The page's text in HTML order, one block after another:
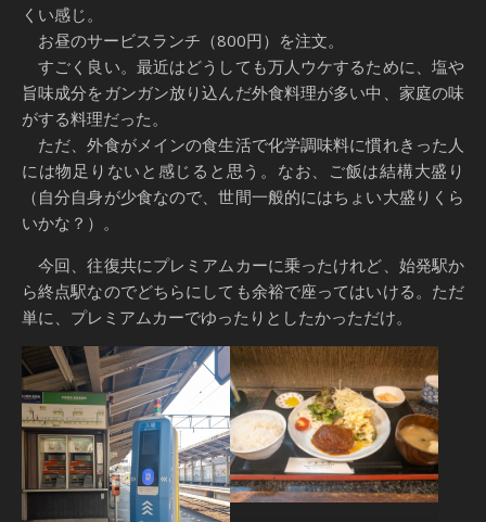
くい感じ。
お昼のサービスランチ（800円）を注文。
すごく良い。最近はどうしても万人ウケするために、塩や
旨味成分をガンガン放り込んだ外食料理が多い中、家庭の味
がする料理だった。
ただ、外食がメインの食生活で化学調味料に慣れきった人
には物足りないと感じると思う。なお、ご飯は結構大盛り
（自分自身が少食なので、世間一般的にはちょい大盛りくら
いかな？）。
今回、往復共にプレミアムカーに乗ったけれど、始発駅か
ら終点駅なのでどちらにしても余裕で座ってはいける。ただ
単に、プレミアムカーでゆったりとしたかっただけ。